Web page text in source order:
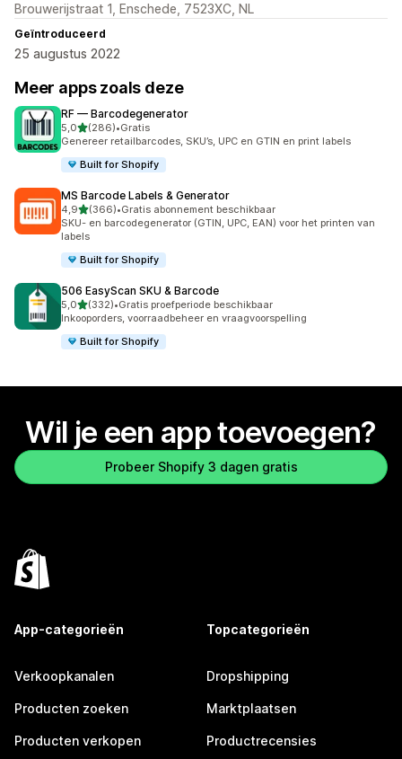
Brouwerijstraat 1, Enschede, 7523XC, NL
Geïntroduceerd
25 augustus 2022
Meer apps zoals deze
RF — Barcodegenerator
5,0van 5 sterren
(286)
286 recensies in totaal
•Gratis
Genereer retailbarcodes, SKU’s, UPC en GTIN en print labels
Built for Shopify
MS Barcode Labels & Generator
4,9van 5 sterren
(366)
366 recensies in totaal
•Gratis abonnement beschikbaar
SKU- en barcodegenerator (GTIN, UPC, EAN) voor het printen van
labels
Built for Shopify
506 EasyScan SKU & Barcode
5,0van 5 sterren
(332)
332 recensies in totaal
•Gratis proefperiode beschikbaar
Inkooporders, voorraadbeheer en vraagvoorspelling
Built for Shopify
Wil je een app toevoegen?
Probeer Shopify 3 dagen gratis
App-categorieën
Verkoopkanalen
Producten zoeken
Producten verkopen
Topcategorieën
Dropshipping
Marktplaatsen
Productrecensies